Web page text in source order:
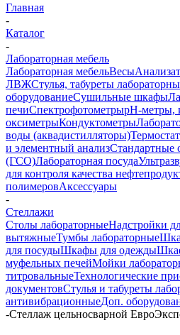
Главная
-
Каталог
-
Лабораторная мебель
Лабораторная мебельВесы
ЛВЖСтулья, табуреты
оборудованиеСушильные шкафы
печиСпектрофотометрыpH-метры,
оксиметрыКондуктометры
воды (аквадистилляторы)
и элементный анализСтандартные
(ГСО)Лабораторная посуда
для контроля качества
полимеровАксессуары
-
Стеллажи
Столы лабораторныеНадстройки
вытяжныеТумбы лабораторные
для посудыШкафы для одежды
муфельных печейМойки
титровальныеТехнологические
документовСтулья и табуреты
антивибрационныеДоп.
-Стеллаж цельносварной